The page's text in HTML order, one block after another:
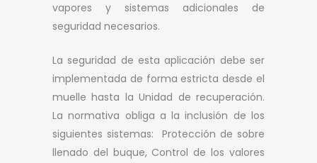
vapores y sistemas adicionales de
seguridad necesarios.
La seguridad de esta aplicación debe ser
implementada de forma estricta desde el
muelle hasta la Unidad de recuperación.
La normativa obliga a la inclusión de los
siguientes sistemas: Protección de sobre
llenado del buque, Control de los valores